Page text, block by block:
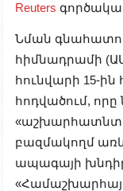
Reuters
Նման
հիմնադրամի
հունվարի 15-
հոդվածում, որը
բազմակողմ
ապագայի